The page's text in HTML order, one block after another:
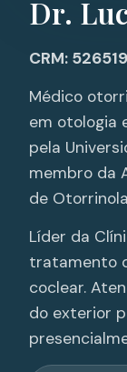
Dr.
CRM:
Médico
em otologia
pela
membro da
de
Líder da
tratamento
coclear.
do exterior